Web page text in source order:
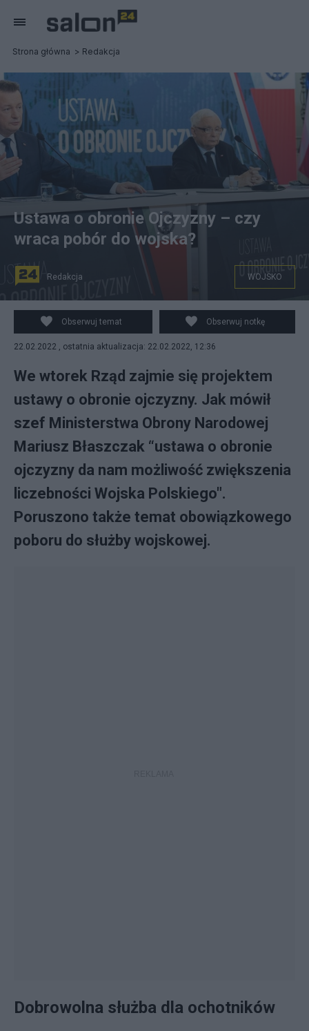
Strona główna Redakcja
źródło: gov.pl
Ustawa o obronie Ojczyzny – czy
wraca pobór do wojska?
Redakcja WOJSKO
Obserwuj temat Obserwuj notkę
22.02.2022 , ostatnia aktualizacja: 22.02.2022, 12:36
We wtorek Rząd zajmie się projektem
ustawy o obronie ojczyzny. Jak mówił
szef Ministerstwa Obrony Narodowej
Mariusz Błaszczak “ustawa o obronie
ojczyzny da nam możliwość zwiększenia
liczebności Wojska Polskiego".
Poruszono także temat obowiązkowego
poboru do służby wojskowej.
Dobrowolna służba dla ochotników